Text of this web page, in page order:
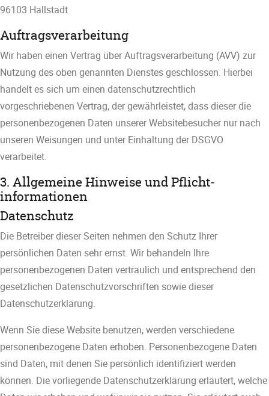
96103 Hallstadt
Auftragsverarbeitung
Wir haben einen Vertrag über Auftragsverarbeitung (AVV) zur
Nutzung des oben genannten Dienstes geschlossen. Hierbei
handelt es sich um einen datenschutzrechtlich
vorgeschriebenen Vertrag, der gewährleistet, dass dieser die
personenbezogenen Daten unserer Websitebesucher nur nach
unseren Weisungen und unter Einhaltung der DSGVO
verarbeitet.
3. Allgemeine Hinweise und Pflicht­
informationen
Datenschutz
Die Betreiber dieser Seiten nehmen den Schutz Ihrer
persönlichen Daten sehr ernst. Wir behandeln Ihre
personenbezogenen Daten vertraulich und entsprechend den
gesetzlichen Datenschutzvorschriften sowie dieser
Datenschutzerklärung.
Wenn Sie diese Website benutzen, werden verschiedene
personenbezogene Daten erhoben. Personenbezogene Daten
sind Daten, mit denen Sie persönlich identifiziert werden
können. Die vorliegende Datenschutzerklärung erläutert, welche